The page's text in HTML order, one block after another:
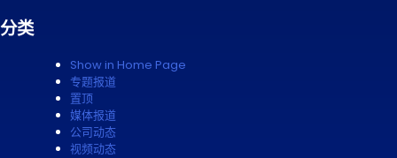
分类
Show in Home Page
专题报道
置顶
媒体报道
公司动态
视频动态